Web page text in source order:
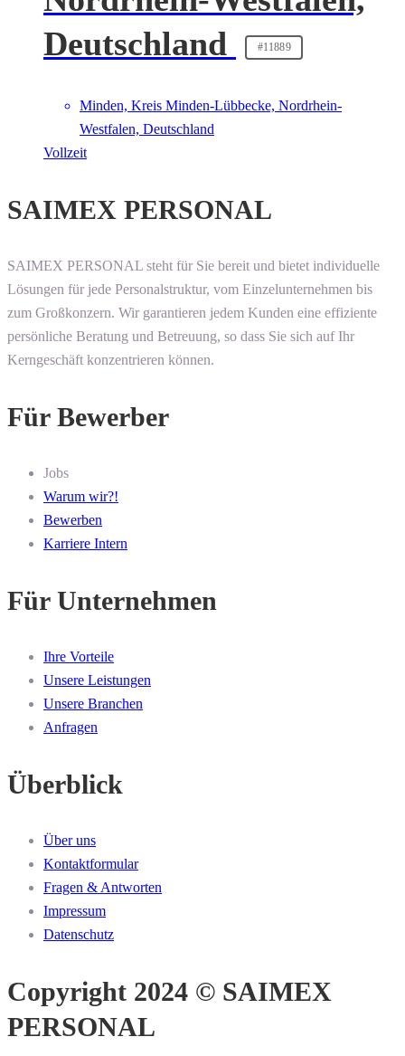
Deutschland
#11889
Minden, Kreis Minden-Lübbecke, Nordrhein-
Westfalen, Deutschland
Vollzeit
SAIMEX PERSONAL
SAIMEX PERSONAL steht für Sie bereit und bietet individuelle
Lösungen für jede Personalstruktur, vom Einzelunternehmen bis
zum Großkonzern. Wir garantieren jedem Kunden eine effiziente
persönliche Beratung und Betreuung, so dass Sie sich auf Ihr
Kerngeschäft konzentrieren können.
Für Bewerber
Jobs
Warum wir?!
Bewerben
Karriere Intern
Für Unternehmen
Ihre Vorteile
Unsere Leistungen
Unsere Branchen
Anfragen
Überblick
Über uns
Kontaktformular
Fragen & Antworten
Impressum
Datenschutz
Copyright 2024 © SAIMEX
PERSONAL